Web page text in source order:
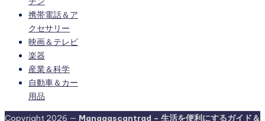
携帯電話＆ア
クセサリー
映画＆テレビ
楽器
産業＆科学
自動車＆カー
用品
Copyright 2026 — Mangaascantrad – 生活を便利にするガイド＆